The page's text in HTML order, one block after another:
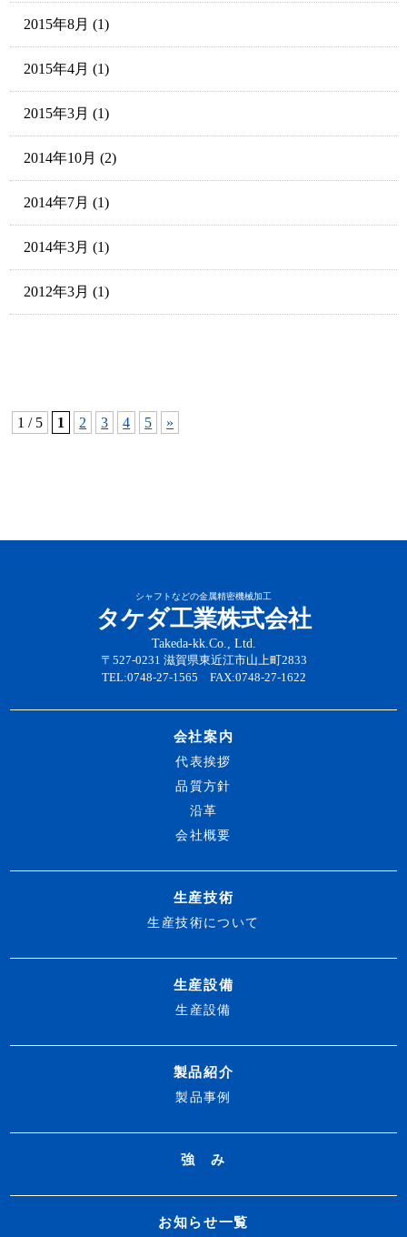
2015年8月 (1)
2015年4月 (1)
2015年3月 (1)
2014年10月 (2)
2014年7月 (1)
2014年3月 (1)
2012年3月 (1)
1 / 5 1 2 3 4 5 »
シャフトなどの金属精密機械加工
タケダ工業株式会社
Takeda-kk.Co., Ltd.
〒527-0231 滋賀県東近江市山上町2833
TEL:0748-27-1565 FAX:0748-27-1622
会社案内
代表挨拶
品質方針
沿革
会社概要
生産技術
生産技術について
生産設備
生産設備
製品紹介
製品事例
強 み
お知らせ一覧